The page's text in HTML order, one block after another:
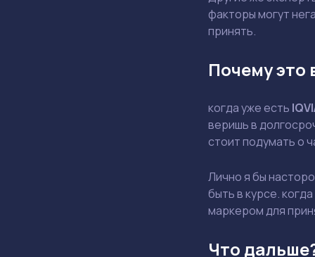
факторы могут
принять.
Почему это
когда уже есть
веришь в
стоит подумать о
Лично я бы
быть в курсе.
маркером для
Что